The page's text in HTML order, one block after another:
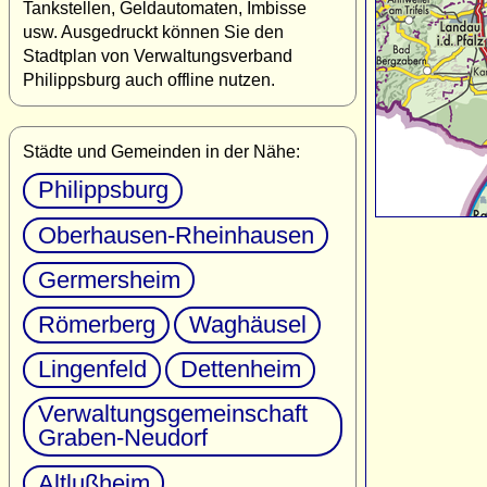
Tankstellen, Geldautomaten, Imbisse
usw. Ausgedruckt können Sie den
Stadtplan von Verwaltungsverband
Philippsburg auch offline nutzen.
Städte und Gemeinden in der Nähe:
Philippsburg
Oberhausen-Rheinhausen
Germersheim
Römerberg
Waghäusel
Lingenfeld
Dettenheim
Verwaltungsgemeinschaft
Graben-Neudorf